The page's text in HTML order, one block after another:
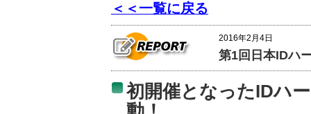
＜＜一覧に戻る
2016年2月4日
第1回日本IDハ
初開催となったIDハ